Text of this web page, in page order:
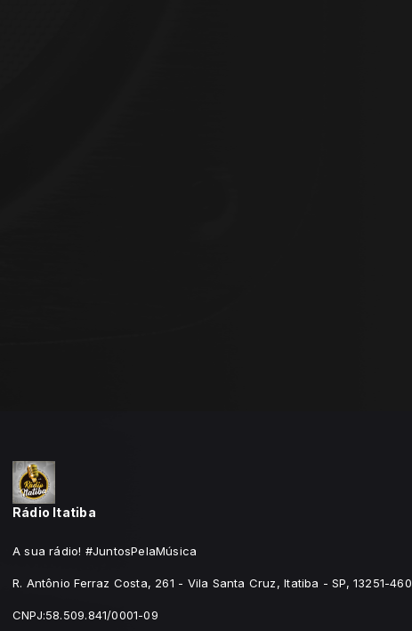
Rádio Itatiba
A sua rádio! #JuntosPelaMúsica
R. Antônio Ferraz Costa, 261 - Vila Santa Cruz, Itatiba - SP, 13251-460
CNPJ:58.509.841/0001-09